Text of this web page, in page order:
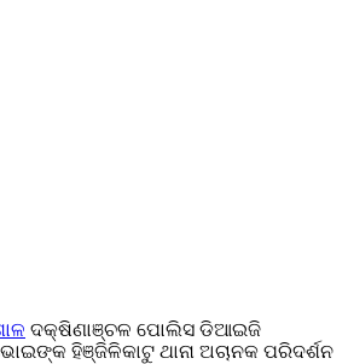
ଦକ୍ଷିଣାଞ୍ଚଳ ପୋଲିସ ଡିଆଇଜି
ହିଞ୍ଜିଳିକାଟୁ ଥାନା ଅଚାନକ ପରିଦର୍ଶନ